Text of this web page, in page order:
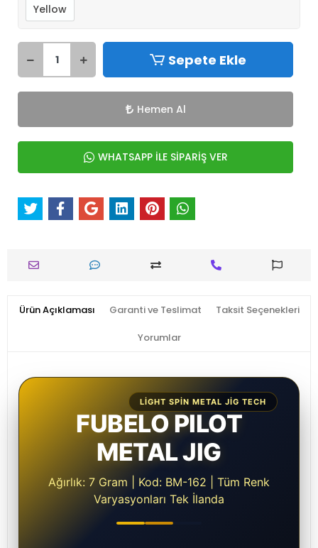
Yellow
Sepete Ekle
Hemen Al
WHATSAPP İLE SİPARİŞ VER
Ürün Açıklaması Garanti ve Teslimat Taksit Seçenekleri
Yorumlar
LIGHT SPIN METAL JIG TECH
FUBELO PILOT
METAL JIG
Ağırlık: 7 Gram | Kod: BM-162 | Tüm Renk
Varyasyonları Tek İlanda